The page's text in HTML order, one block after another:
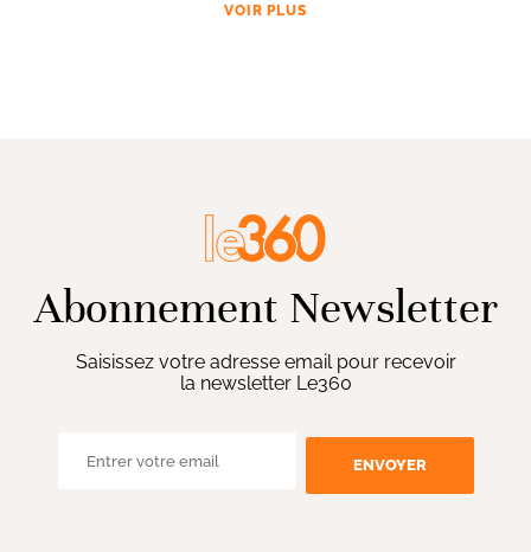
VOIR PLUS
Abonnement Newsletter
Saisissez votre adresse email pour recevoir
la newsletter Le360
ENVOYER